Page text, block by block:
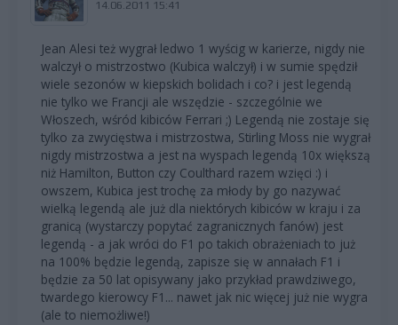
14.06.2011 15:41
Jean Alesi też wygrał ledwo 1 wyścig w karierze, nigdy nie
walczył o mistrzostwo (Kubica walczył) i w sumie spędził
wiele sezonów w kiepskich bolidach i co? i jest legendą
nie tylko we Francji ale wszędzie - szczególnie we
Włoszech, wśród kibiców Ferrari ;) Legendą nie zostaje się
tylko za zwycięstwa i mistrzostwa, Stirling Moss nie wygrał
nigdy mistrzostwa a jest na wyspach legendą 10x większą
niż Hamilton, Button czy Coulthard razem wzięci :) i
owszem, Kubica jest trochę za młody by go nazywać
wielką legendą ale już dla niektórych kibiców w kraju i za
granicą (wystarczy popytać zagranicznych fanów) jest
legendą - a jak wróci do F1 po takich obrażeniach to już
na 100% będzie legendą, zapisze się w annałach F1 i
będzie za 50 lat opisywany jako przykład prawdziwego,
twardego kierowcy F1... nawet jak nic więcej już nie wygra
(ale to niemożliwe!)